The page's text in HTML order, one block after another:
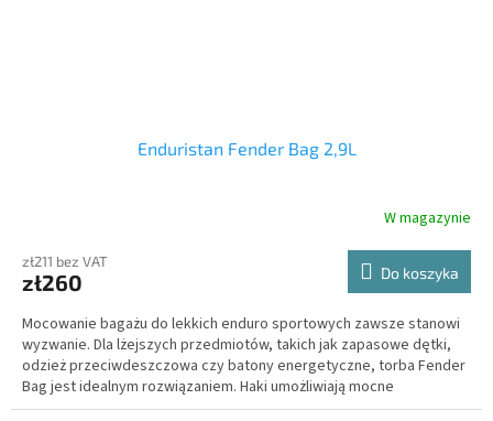
Enduristan Fender Bag 2,9L
W magazynie
zł211 bez VAT
zł260 Do koszyka
Mocowanie bagażu do lekkich enduro sportowych zawsze stanowi
wyzwanie. Dla lżejszych przedmiotów, takich jak zapasowe dętki,
odzież przeciwdeszczowa czy batony energetyczne, torba Fender
Bag jest idealnym rozwiązaniem. Haki umożliwiają mocne
zaciągnięcie paska, zapewniając pewne połączenie z błotnikiem.